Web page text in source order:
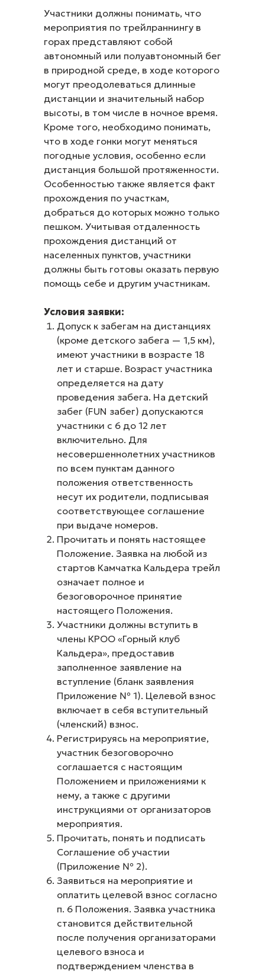
Участники должны понимать, что
мероприятия по трейлраннингу в
горах представляют собой
автономный или полуавтономный бег
в природной среде, в ходе которого
могут преодолеваться длинные
дистанции и значительный набор
высоты, в том числе в ночное время.
Кроме того, необходимо понимать,
что в ходе гонки могут меняться
погодные условия, особенно если
дистанция большой протяженности.
Особенностью также является факт
прохождения по участкам,
добраться до которых можно только
пешком. Учитывая отдаленность
прохождения дистанций от
населенных пунктов, участники
должны быть готовы оказать первую
помощь себе и другим участникам.
Условия заявки:
Допуск к забегам на дистанциях
(кроме детского забега — 1,5 км),
имеют участники в возрасте 18
лет и старше. Возраст участника
определяется на дату
проведения забега. На детский
забег (FUN забег) допускаются
участники с 6 до 12 лет
включительно. Для
несовершеннолетних участников
по всем пунктам данного
положения ответственность
несут их родители, подписывая
соответствующее соглашение
при выдаче номеров.
Прочитать и понять настоящее
Положение. Заявка на любой из
стартов Камчатка Кальдера трейл
означает полное и
безоговорочное принятие
настоящего Положения.
Участники должны вступить в
члены КРОО «Горный клуб
Кальдера», предоставив
заполненное заявление на
вступление (бланк заявления
Приложение № 1). Целевой взнос
включает в себя вступительный
(членский) взнос.
Регистрируясь на мероприятие,
участник безоговорочно
соглашается с настоящим
Положением и приложениями к
нему, а также с другими
инструкциями от организаторов
мероприятия.
Прочитать, понять и подписать
Соглашение об участии
(Приложение № 2).
Заявиться на мероприятие и
оплатить целевой взнос согласно
п. 6 Положения. Заявка участника
становится действительной
после получения организаторами
целевого взноса и
подтверждением членства в